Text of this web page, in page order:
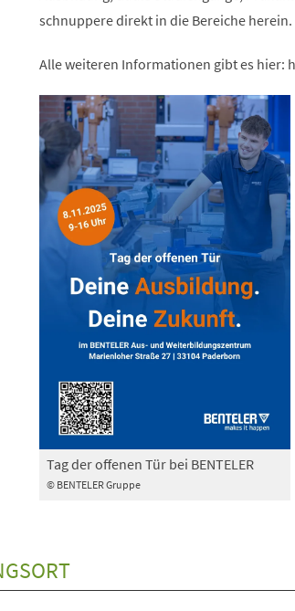
schnuppere direkt in die Bereiche herein.
Alle weiteren Informationen gibt es
© BENTELER Gruppe
Tag der offenen Tür bei BENTELER